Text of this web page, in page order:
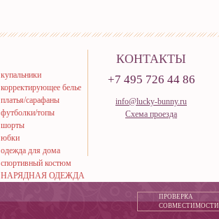
купальники
корректирующее белье
платья/сарафаны
футболки/топы
шорты
юбки
одежда для дома
спортивный костюм
НАРЯДНАЯ ОДЕЖДА
КОНТАКТЫ
+7 495 726 44 86
info@lucky-bunny.ru
Схема проезда
ПРОВЕРКА
СОВМЕСТИМОСТИ